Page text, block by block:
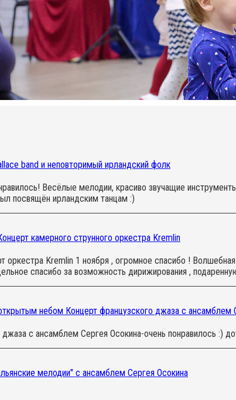
band и неповторимый ирландский фолк
Весёлые мелодии, красиво звучащие
посвящён ирландским танцам :)
камерного струнного оркестра Kremlin
оркестра Kremlin 1 ноября , огромное спасибо !
спасибо за возможность дирижирования ,
небом Концерт французского джаза с ансамблем
с ансамблем Сергея Осокина-очень понравилось :)
мелодии" с ансамблем Сергея Осокина